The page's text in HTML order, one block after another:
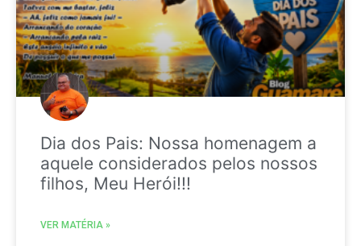
Dia dos Pais: Nossa homenagem a
aquele considerados pelos nossos
filhos, Meu Herói!!!
VER MATÉRIA »